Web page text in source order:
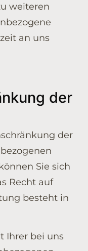
weiteren
an uns
der
der
Sie sich
Recht auf
besteht in
Ihrer bei uns